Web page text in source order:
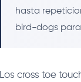
hasta
bird-dogs
Los cross toe